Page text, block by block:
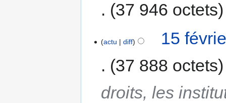
37 946 octets
actu diff
15
37 888 octets
droits, les